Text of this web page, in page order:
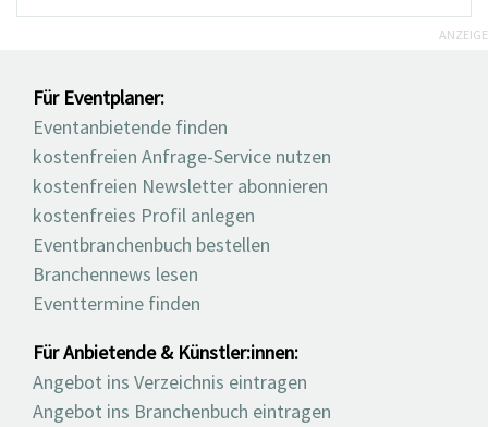
ANZEIGE
Für Eventplaner:
Eventanbietende finden
kostenfreien Anfrage-Service nutzen
kostenfreien Newsletter abonnieren
kostenfreies Profil anlegen
Eventbranchenbuch bestellen
Branchennews lesen
Eventtermine finden
Für Anbietende & Künstler:innen:
Angebot ins Verzeichnis eintragen
Angebot ins Branchenbuch eintragen